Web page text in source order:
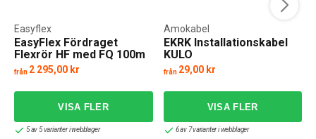
EasyFlex Fördraget
Flexrör HF med FQ 100m
Easyflex
från 2 295,00 kr
5 av 5 varianter i webblager
EKRK Installationskabel
KULO
Amokabel
från 29,00 kr
6 av 7 varianter i webblager